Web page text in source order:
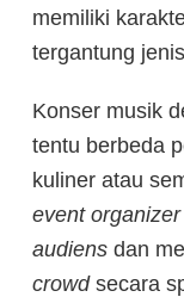
memiliki
tergantung
Konser musik
tentu berbeda
kuliner atau
event organizer
audiens dan
crowdsecara